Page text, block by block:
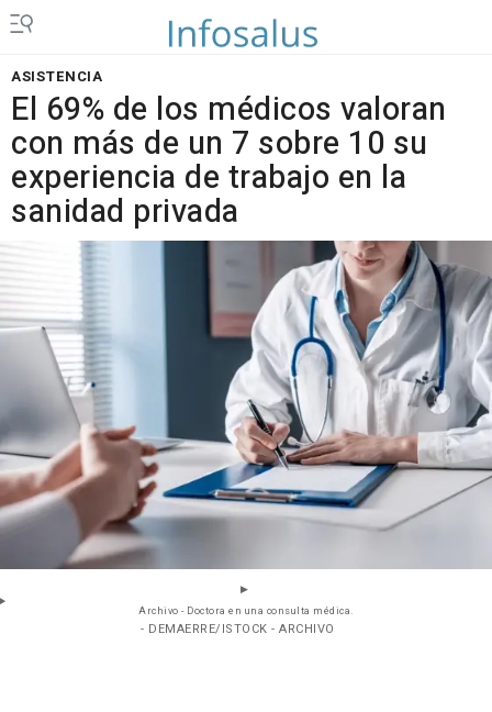
ASISTENCIA
El 69% de los médicos valoran
con más de un 7 sobre 10 su
experiencia de trabajo en la
sanidad privada
Archivo - Doctora en una consulta médica.
- DEMAERRE/ISTOCK - ARCHIVO